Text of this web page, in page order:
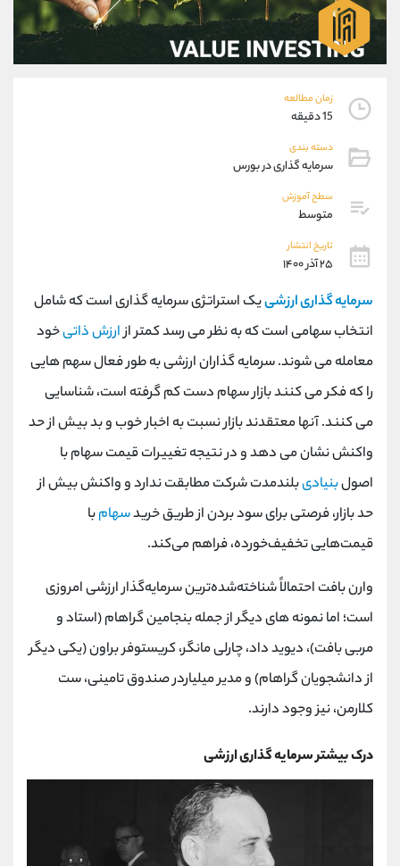
زمان مطالعه
15 دقیقه
دسته بندی
سرمایه گذاری در بورس
سطح آموزش
متوسط
تاریخ انتشار
۲۵ آذر ۱۴۰۰
سرمایه گذاری ارزشییک استراتژی سرمایه گذاری است که شامل
انتخاب سهامی است که به نظر می رسد کمتر ازارزش ذاتیخود
معامله می شوند. سرمایه گذاران ارزشی به طور فعال سهم هایی
را که فکر می کنند بازار سهام دست کم گرفته است، شناسایی
می کنند. آنها معتقدند بازار نسبت به اخبار خوب و بد بیش از حد
واکنش نشان می دهد و در نتیجه تغییرات قیمت سهام با
اصولبنیادیبلندمدت شرکت مطابقت ندارد و واکنش بیش از
حد بازار، فرصتی برای سود بردن از طریق خریدسهامبا
قیمت‌هایی تخفیف‌خورده، فراهم می‌کند.
وارن بافت احتمالاً شناخته‌شده‌ترین سرمایه‌گذار ارزشی امروزی
است؛ اما نمونه های دیگر از جمله بنجامین گراهام (استاد و
مربی بافت)، دیوید داد، چارلی مانگر، کریستوفر براون (یکی دیگر
از دانشجویان گراهام) و مدیر میلیاردر صندوق تامینی، ست
کلارمن، نیز وجود دارند.
درک بیشتر سرمایه گذاری ارزشی
09927779040
واتساپ شروع گفتگو
تلگرام
پشتیبان فروش
موبایل
واتساپ
داخلی
اطلاعات تماس (دفتر فروش)
021-22021030
بدون پیش شماره 90001030
اینستاگرام @alireza.mehrabii
کانال تلگرام @alirezamehrabi_com